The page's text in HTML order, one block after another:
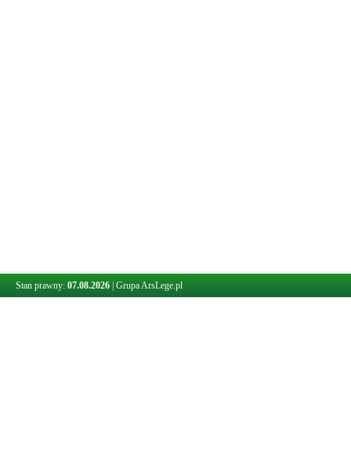
Stan prawny: 07.08.2026 Grupa ArsLege.pl